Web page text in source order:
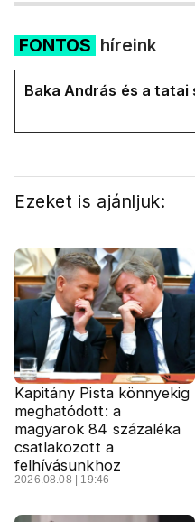
FONTOS híreink
Baka András és a tatai
Ezeket is ajánljuk:
Kapitány Pista könnyekig
meghatódott: a
magyarok 84 százaléka
csatlakozott a
felhívásunkhoz
2026.08.08 | 19:46